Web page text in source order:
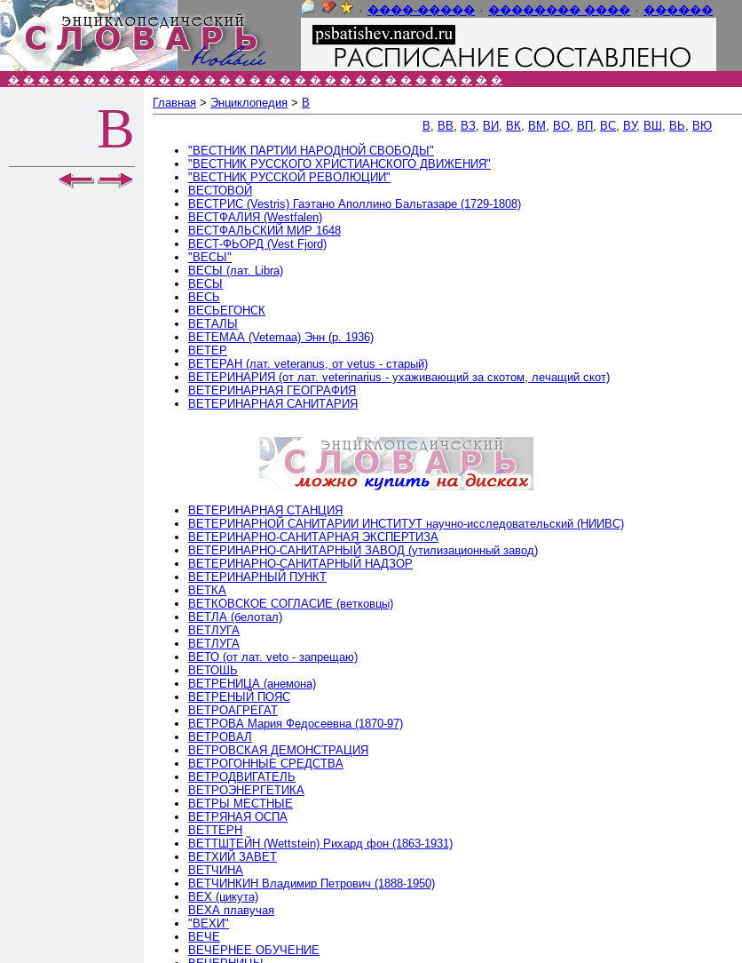
٠ ���� �������� ٠ �����-���� ٠ ������
� � � � � � � � � � � � � � � � � � � � � � � � � � � � � � � � �
В Главная > Энциклопедия > В
В, ВВ, ВЗ, ВИ, ВК, ВМ , ВО, ВП , ВС, ВУ, ВШ , ВЬ, ВЮ
"ВЕСТНИК ПАРТИИ НАРОДНОЙ СВОБОДЫ"
"ВЕСТНИК РУССКОГО ХРИСТИАНСКОГО ДВИЖЕНИЯ"
"ВЕСТНИК РУССКОЙ РЕВОЛЮЦИИ"
ВЕСТОВОЙ
ВЕСТРИС (Vestris) Гаэтано Аполлино Бальтазаре (1729-1808)
ВЕСТФАЛИЯ (Westfalen)
ВЕСТФАЛЬСКИЙ МИР 1648
ВЕСТ-ФЬОРД (Vest Fjord)
"ВЕСЫ"
ВЕСЫ (лат. Libra)
ВЕСЫ
ВЕСЬ
ВЕСЬЕГОНСК
ВЕТАЛЫ
ВЕТЕМАА (Vetemaa) Энн (р. 1936)
ВЕТЕР
ВЕТЕРАН (лат. veteranus, от vetus - старый)
ВЕТЕРИНАРИЯ (от лат. veterinarius - ухаживающий за скотом, лечащий скот)
ВЕТЕРИНАРНАЯ ГЕОГРАФИЯ
ВЕТЕРИНАРНАЯ САНИТАРИЯ
ВЕТЕРИНАРНАЯ СТАНЦИЯ
ВЕТЕРИНАРНОЙ САНИТАРИИ ИНСТИТУТ научно-исследовательский (НИИВС)
ВЕТЕРИНАРНО-САНИТАРНАЯ ЭКСПЕРТИЗА
ВЕТЕРИНАРНО-САНИТАРНЫЙ ЗАВОД (утилизационный завод)
ВЕТЕРИНАРНО-САНИТАРНЫЙ НАДЗОР
ВЕТЕРИНАРНЫЙ ПУНКТ
ВЕТКА
ВЕТКОВСКОЕ СОГЛАСИЕ (ветковцы)
ВЕТЛА (белотал)
ВЕТЛУГА
ВЕТЛУГА
ВЕТО (от лат. veto - запрещаю)
ВЕТОШЬ
ВЕТРЕНИЦА (анемона)
ВЕТРЕНЫЙ ПОЯС
ВЕТРОАГРЕГАТ
ВЕТРОВА Мария Федосеевна (1870-97)
ВЕТРОВАЛ
ВЕТРОВСКАЯ ДЕМОНСТРАЦИЯ
ВЕТРОГОННЫЕ СРЕДСТВА
ВЕТРОДВИГАТЕЛЬ
ВЕТРОЭНЕРГЕТИКА
ВЕТРЫ МЕСТНЫЕ
ВЕТРЯНАЯ ОСПА
ВЕТТЕРН
ВЕТТШТЕЙН (Wettstein) Рихард фон (1863-1931)
ВЕТХИЙ ЗАВЕТ
ВЕТЧИНА
ВЕТЧИНКИН Владимир Петрович (1888-1950)
ВЕХ (цикута)
ВЕХА плавучая
"ВЕХИ"
ВЕЧЕ
ВЕЧЕРНЕЕ ОБУЧЕНИЕ